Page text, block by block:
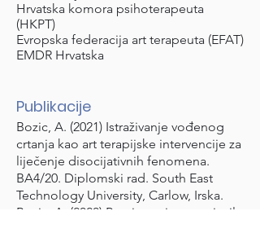
Hrvatska komora psihoterapeuta
(HKPT)
Evropska federacija art terapeuta (EFAT)
EMDR Hrvatska
Publikacije
Bozic, A. (2021) Istraživanje vođenog
crtanja kao art terapijske intervencije za
liječenje disocijativnih fenomena.
BA4/20. Diplomski rad. South East
Technology University, Carlow, Irska.
Bozic, A. (2020) Procjena sigurnosti stila